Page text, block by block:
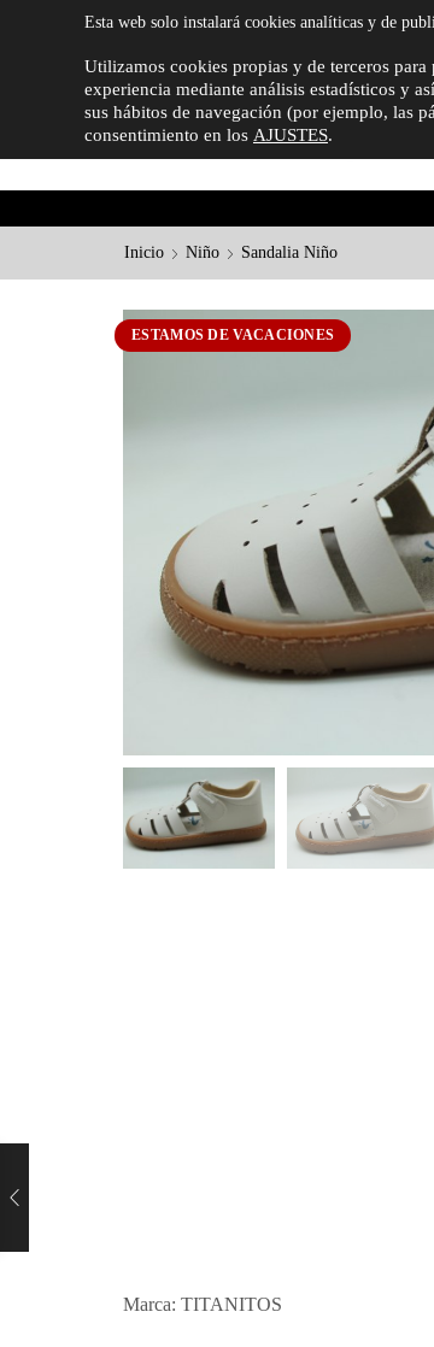
926-27-11-35 601-053-777
Inicio Niño Sandalia Niño
ESTAMOS DE VACACIONES
Marca: TITANITOS
Esta web solo instalará cookies analíticas y de
Utilizamos cookies propias y de terceros
experiencia mediante análisis estadísticos y
sus hábitos de navegación (por ejemplo, las
consentimiento en los AJUSTES.